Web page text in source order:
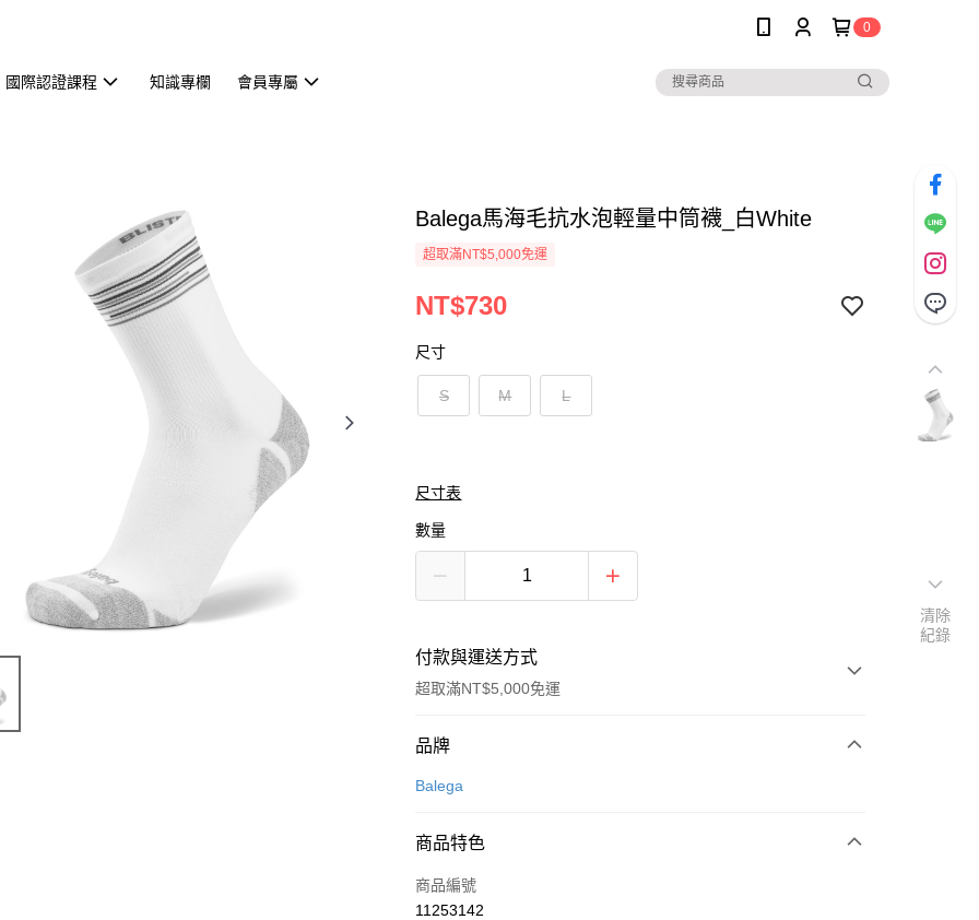
0
國際認證課程 知識專欄 會員專屬
Balega馬海毛抗水泡輕量中筒襪_白White
超取滿NT$5,000免運
NT$730
尺寸
S M L
尺寸表
數量
付款與運送方式
超取滿NT$5,000免運
付款方式
信用卡一次付款
Apple Pay
品牌
Balega
商品特色
商品編號
11253142
清除
紀錄